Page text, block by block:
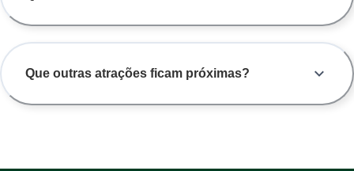
Que outras atrações ficam próximas?